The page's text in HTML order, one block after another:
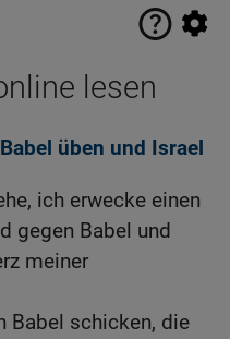
lesen
üben und Israel
ich erwecke einen
gegen Babel und
meiner
Babel schicken, die